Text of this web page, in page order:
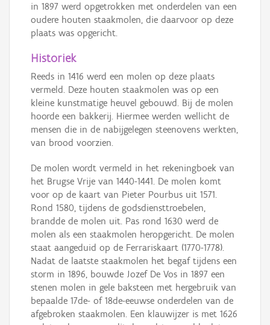
in 1897 werd opgetrokken met onderdelen van een
oudere houten staakmolen, die daarvoor op deze
plaats was opgericht.
Historiek
Reeds in 1416 werd een molen op deze plaats
vermeld. Deze houten staakmolen was op een
kleine kunstmatige heuvel gebouwd. Bij de molen
hoorde een bakkerij. Hiermee werden wellicht de
mensen die in de nabijgelegen steenovens werkten,
van brood voorzien.
De molen wordt vermeld in het rekeningboek van
het Brugse Vrije van 1440-1441. De molen komt
voor op de kaart van Pieter Pourbus uit 1571.
Rond 1580, tijdens de godsdiensttroebelen,
brandde de molen uit. Pas rond 1630 werd de
molen als een staakmolen heropgericht. De molen
staat aangeduid op de Ferrariskaart (1770-1778).
Nadat de laatste staakmolen het begaf tijdens een
storm in 1896, bouwde Jozef De Vos in 1897 een
stenen molen in gele baksteen met hergebruik van
bepaalde 17de- of 18de-eeuwse onderdelen van de
afgebroken staakmolen. Een klauwijzer is met 1626